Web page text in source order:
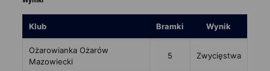
Klub Bramki Wynik
Ożarowianka Ożarów
Mazowiecki
5 Zwycięstwa